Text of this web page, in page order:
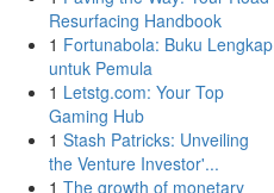
Resurfacing Handbook
1 Fortunabola: Buku Lengkap
untuk Pemula
1 Letstg.com: Your Top
Gaming Hub
1 Stash Patricks: Unveiling
the Venture Investor'...
1 The growth of monetary